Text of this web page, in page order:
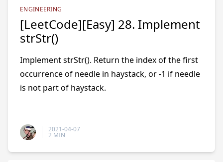
ENGINEERING
[LeetCode][Easy] 28. Implement
strStr()
Implement strStr(). Return the index of the first
occurrence of needle in haystack, or -1 if needle
is not part of haystack.
2021-04-07
2 MIN